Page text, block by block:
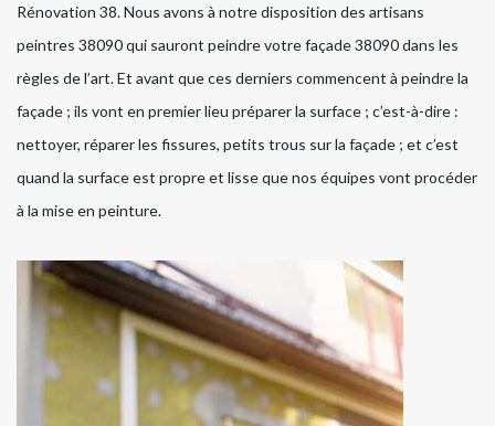
Rénovation 38. Nous avons à notre disposition des artisans
peintres 38090 qui sauront peindre votre façade 38090 dans les
règles de l’art. Et avant que ces derniers commencent à peindre la
façade ; ils vont en premier lieu préparer la surface ; c’est-à-dire :
nettoyer, réparer les fissures, petits trous sur la façade ; et c’est
quand la surface est propre et lisse que nos équipes vont procéder
à la mise en peinture.